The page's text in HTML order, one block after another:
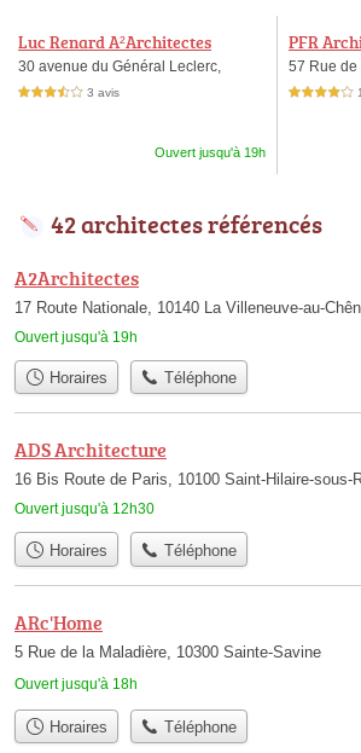
Luc Renard A²Architectes
30 avenue du Général Leclerc,
3,5 étoiles sur 5 3 avis
Ouvert jusqu'à 19h
PFR
n Rossit
57 Rue de
4,0 étoiles sur 5
42 architectes référencés
A2Architectes
17 Route Nationale, 10140 La Villeneuve-au-
Ouvert jusqu'à 19h
Horaires Téléphone
ADS Architecture
16 Bis Route de Paris, 10100 Saint-Hilaire-sous-
Ouvert jusqu'à 12h30
Horaires Téléphone
ARc'Home
5 Rue de la Maladière, 10300 Sainte-Savine
Ouvert jusqu'à 18h
Horaires Téléphone